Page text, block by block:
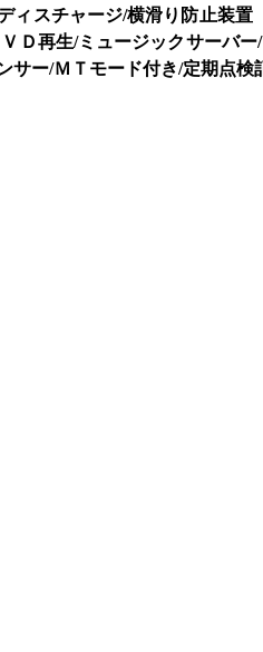
ィスチャージ/横滑り防止装置
Ｄ再生/ミュージックサーバ
サー/ＭＴモード付き/定期点検